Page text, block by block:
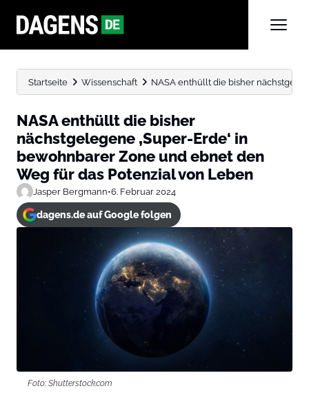
Startseite Wissenschaft NASA enthüllt die bisher
NASA enthüllt die bisher
nächstgelegene ‚Super-Erde‘ in
bewohnbarer Zone und ebnet den
Weg für das Potenzial von Leben
Jasper Bergmann•6. Februar 2024
dagens.de auf Google folgen
Foto: Shutterstock.com